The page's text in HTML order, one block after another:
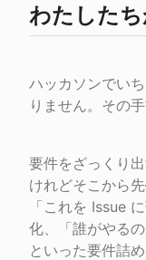
わたした
ハッカソンでい
りません。その手
要件をざっくり
けれどそこから
「これを Issue
化、「誰がやる
といった要件詰